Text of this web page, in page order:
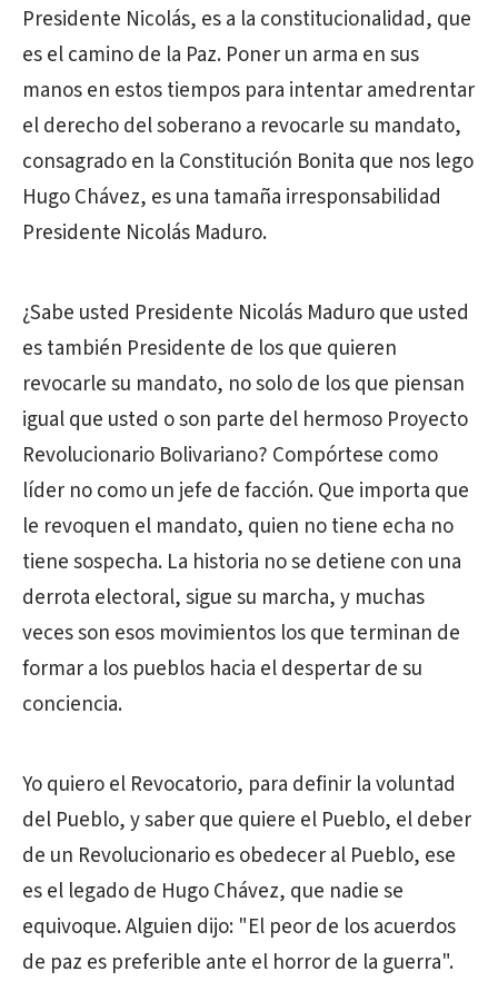
Presidente Nicolás, es a la constitucionalidad, que
es el camino de la Paz. Poner un arma en sus
manos en estos tiempos para intentar amedrentar
el derecho del soberano a revocarle su mandato,
consagrado en la Constitución Bonita que nos lego
Hugo Chávez, es una tamaña irresponsabilidad
Presidente Nicolás Maduro.
¿Sabe usted Presidente Nicolás Maduro que usted
es también Presidente de los que quieren
revocarle su mandato, no solo de los que piensan
igual que usted o son parte del hermoso Proyecto
Revolucionario Bolivariano? Compórtese como
líder no como un jefe de facción. Que importa que
le revoquen el mandato, quien no tiene echa no
tiene sospecha. La historia no se detiene con una
derrota electoral, sigue su marcha, y muchas
veces son esos movimientos los que terminan de
formar a los pueblos hacia el despertar de su
conciencia.
Yo quiero el Revocatorio, para definir la voluntad
del Pueblo, y saber que quiere el Pueblo, el deber
de un Revolucionario es obedecer al Pueblo, ese
es el legado de Hugo Chávez, que nadie se
equivoque. Alguien dijo: "El peor de los acuerdos
de paz es preferible ante el horror de la guerra".